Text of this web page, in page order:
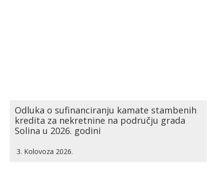
Odluka o sufinanciranju kamate stambenih
kredita za nekretnine na području grada
Solina u 2026. godini
3. Kolovoza 2026.